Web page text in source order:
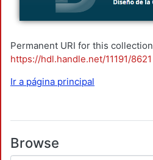
Permanent URI for this collection
https://hdl.handle.net/11191/8621
Ir a página principal
Browse